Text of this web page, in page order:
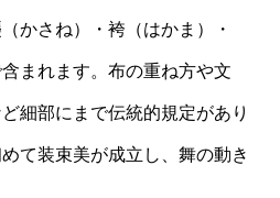
かさね）・袴（はかま）・
まれます。布の重ね方や文
細部にまで伝統的規定があり
て装束美が成立し、舞の動き